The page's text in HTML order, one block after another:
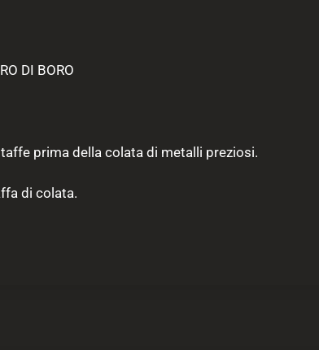
DI BORO
prima della colata di metalli preziosi.
di colata.